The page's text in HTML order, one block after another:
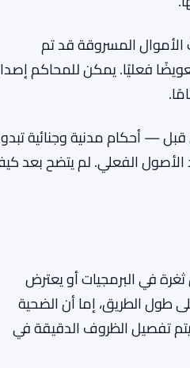
بسيطًا. لكنه ليس كذلك. قيمة البيتكوين
لإجبار شخص ما على تسليم
فعليًا. يمكن للمحاكم إصدار
— أحكام مدنية وجنائية تبدو
الفعلي. لم يتضح بعد كيف